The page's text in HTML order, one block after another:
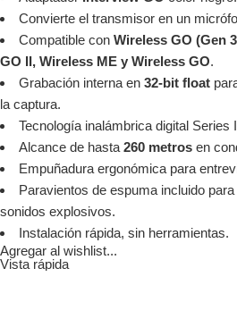
Convierte el transmisor en un
Compatible con Wireless GO (Gen
GO II, Wireless ME y Wireless GO.
Grabación interna en 32-bit float
la captura.
Tecnología inalámbrica digital Series
Alcance de hasta260 metros en
Empuñadura ergonómica para
Paravientos de espuma incluido
sonidos explosivos.
Instalación rápida, sin herramientas.
Agregar al wishlist...
Vista rápida